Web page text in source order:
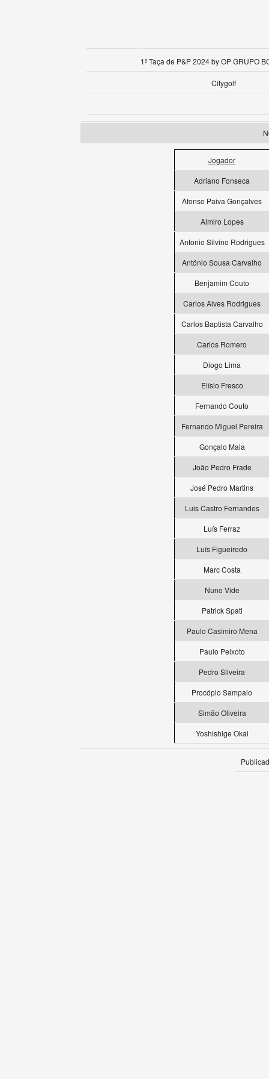
1ª Taça de P&P 2024 by OP GRUPO
Citygolf
Jogador
Adriano Fonseca
Afonso Paiva Gonçalves
Almiro Lopes
Antonio Silvino Rodrigues
António Sousa Carvalho
Benjamim Couto
Carlos Alves Rodrigues
Carlos Baptista Carvalho
Carlos Romero
Diogo Lima
Elísio Fresco
Fernando Couto
Fernando Miguel Pereira
Gonçalo Maia
João Pedro Frade
José Pedro Martins
Luis Castro Fernandes
Luís Ferraz
Luís Figueiredo
Marc Costa
Nuno Vide
Patrick Spati
Paulo Casimiro Mena
Paulo Peixoto
Pedro Silveira
Procópio Sampaio
Simão Oliveira
Yoshishige Okai